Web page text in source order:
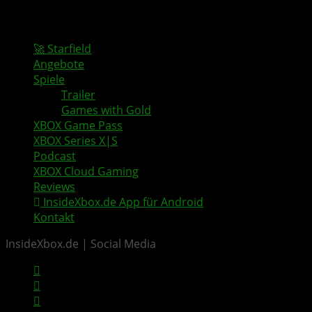
🚀 Starfield
Angebote
Spiele
Trailer
Games with Gold
XBOX Game Pass
XBOX Series X|S
Podcast
XBOX Cloud Gaming
Reviews
InsideXbox.de App für Android
Kontakt
InsideXbox.de | Social Media